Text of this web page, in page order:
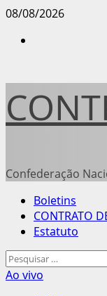
Avançar
08/08/2026
Confederação
Menu
principal
Boletins
CONTRATO
Estatuto
Pesquisar
por:
Ao vivo